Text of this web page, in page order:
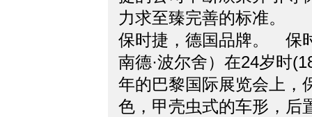
力求至臻完善的标准。
保时捷，德国品牌。 保
南德·波尔舍）在24岁时
年的巴黎国际展览会上，
色，甲壳虫式的车形，后